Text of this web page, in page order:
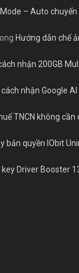
– Auto
Hướng dẫn chế
nhận 200GB
nhận Google
TNCN không
bản quyền IObit
Driver Booster